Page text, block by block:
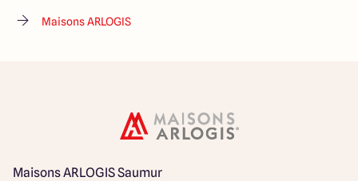
Maisons ARLOGIS
Maisons ARLOGIS Saumur